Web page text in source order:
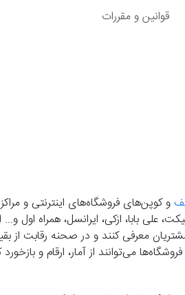
قوانین و مقررات
و کوپن‌های فروشگاه‌های اینترنتی و
علی بابا، ازکی، ایرانسل، همراه
معرفی کنند و در صحنه رقابت از
می‌توانند از آمار، ارقام و